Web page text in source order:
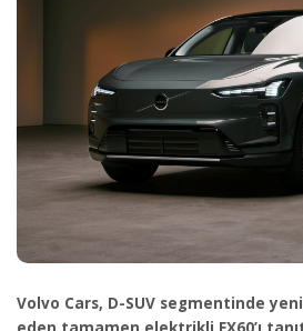
Volvo Cars, D-SUV segmentinde